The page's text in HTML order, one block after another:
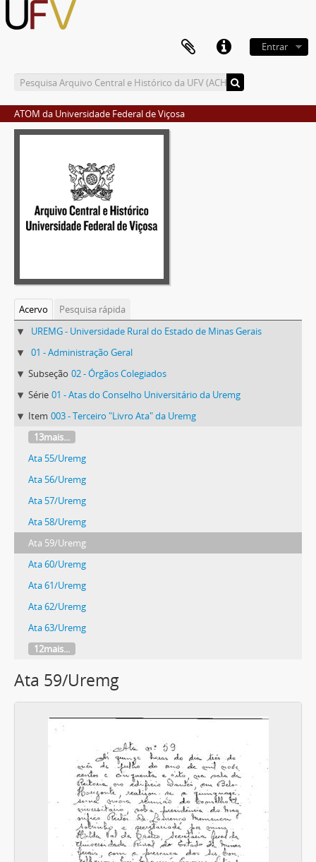
Entrar
ATOM da Universidade Federal de Viçosa
Acervo
Pesquisa rápida
UREMG - Universidade Rural do Estado de Minas Gerais
01 - Administração Geral
Subseção 02 - Órgãos Colegiados
Série 01 - Atas do Conselho Universitário da Uremg
Item 003 - Terceiro "Livro Ata" da Uremg
13mais...
Ata 55/Uremg
Ata 56/Uremg
Ata 57/Uremg
Ata 58/Uremg
Ata 59/Uremg
Ata 60/Uremg
Ata 61/Uremg
Ata 62/Uremg
Ata 63/Uremg
12mais...
Ata 59/Uremg